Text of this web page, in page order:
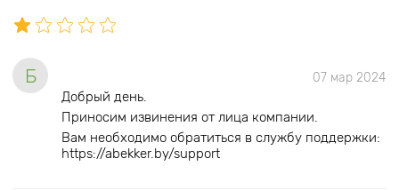
Б 07 мар 2024
Добрый день.
Приносим извинения от лица компании.
Вам необходимо обратиться в службу поддержки:
https://abekker.by/support